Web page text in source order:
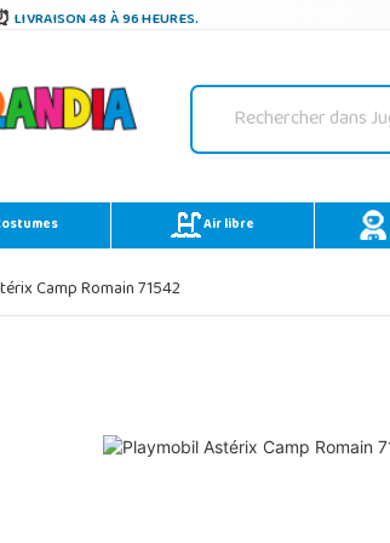
LIVRAISON 48 À 96 HEURES.
Air libre
Camp Romain 71542